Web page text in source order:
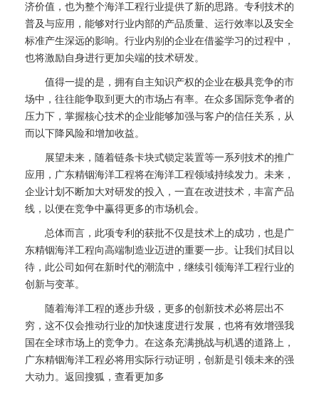
济价值，也为整个海洋工程行业提供了新的思路。专利技术的
普及与应用，能够对行业内部的产品质量、运行效率以及安全
标准产生深远的影响。行业内别的企业在借鉴学习的过程中，
也将激励自身进行更加尖端的技术研发。
值得一提的是，拥有自主知识产权的企业在极具竞争的市
场中，往往能争取到更大的市场占有率。在众多国际竞争者的
压力下，掌握核心技术的企业能够加强与客户的信任关系，从
而以下降风险和增加收益。
展望未来，随着链条卡块式锁定装置等一系列技术的推广
应用，广东精铟海洋工程将在海洋工程领域持续发力。未来，
企业计划不断加大对研发的投入，一直在改进技术，丰富产品
线，以便在竞争中赢得更多的市场机会。
总体而言，此项专利的获批不仅是技术上的成功，也是广
东精铟海洋工程向高端制造业迈进的重要一步。让我们拭目以
待，此公司如何在新时代的潮流中，继续引领海洋工程行业的
创新与变革。
随着海洋工程的逐步升级，更多的创新技术必将层出不
穷，这不仅会推动行业的加快速度进行发展，也将有效增强我
国在全球市场上的竞争力。在这条充满挑战与机遇的道路上，
广东精铟海洋工程必将用实际行动证明，创新是引领未来的强
大动力。返回搜狐，查看更加多